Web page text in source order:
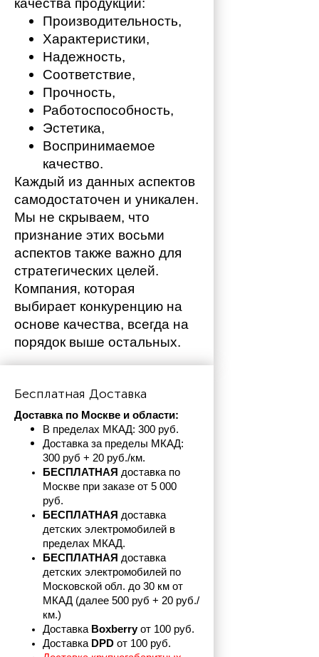
качества продукции:
Производительность,
Характеристики,
Надежность,
Соответствие,
Прочность,
Работоспособность,
Эстетика,
Воспринимаемое
качество.
Каждый из данных аспектов
самодостаточен и уникален.
Мы не скрываем, что
признание этих восьми
аспектов также важно для
стратегических целей.
Компания, которая
выбирает конкуренцию на
основе качества, всегда на
порядок выше остальных.
Бесплатная Доставка
Доставка по Москве и области:
В пределах МКАД: 300 руб.
Доставка за пределы МКАД:
300 руб + 20 руб./км.
БЕСПЛАТНАЯ доставка по
Москве при заказе от 5 000
руб.
БЕСПЛАТНАЯ доставка
детских электромобилей в
пределах МКАД.
БЕСПЛАТНАЯ доставка
детских электромобилей по
Московской обл. до 30 км от
МКАД (далее 500 руб + 20 руб./
км.)
Доставка Boxberry от 100 руб.
Доставка DPD от 100 руб.